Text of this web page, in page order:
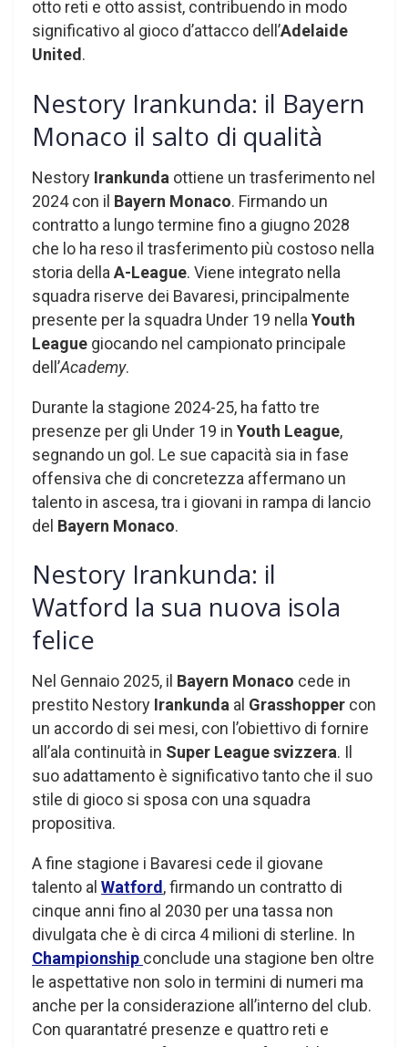
otto reti e otto assist, contribuendo in modo
significativo al gioco d’attacco dell’Adelaide
United.
Nestory Irankunda: il Bayern
Monaco il salto di qualità
Nestory Irankunda ottiene un trasferimento nel
2024 con il Bayern Monaco. Firmando un
contratto a lungo termine fino a giugno 2028
che lo ha reso il trasferimento più costoso nella
storia della A-League. Viene integrato nella
squadra riserve dei Bavaresi, principalmente
presente per la squadra Under 19 nella Youth
League giocando nel campionato principale
dell’Academy.
Durante la stagione 2024-25, ha fatto tre
presenze per gli Under 19 in Youth League,
segnando un gol. Le sue capacità sia in fase
offensiva che di concretezza affermano un
talento in ascesa, tra i giovani in rampa di lancio
del Bayern Monaco.
Nestory Irankunda: il
Watford la sua nuova isola
felice
Nel Gennaio 2025, il Bayern Monaco cede in
prestito Nestory Irankunda al Grasshopper con
un accordo di sei mesi, con l’obiettivo di fornire
all’ala continuità in Super League svizzera. Il
suo adattamento è significativo tanto che il suo
stile di gioco si sposa con una squadra
propositiva.
A fine stagione i Bavaresi cede il giovane
talento al Watford , firmando un contratto di
cinque anni fino al 2030 per una tassa non
divulgata che è di circa 4 milioni di sterline. In
Championship conclude una stagione ben oltre
le aspettative non solo in termini di numeri ma
anche per la considerazione all’interno del club.
Con quarantatré presenze e quattro reti e